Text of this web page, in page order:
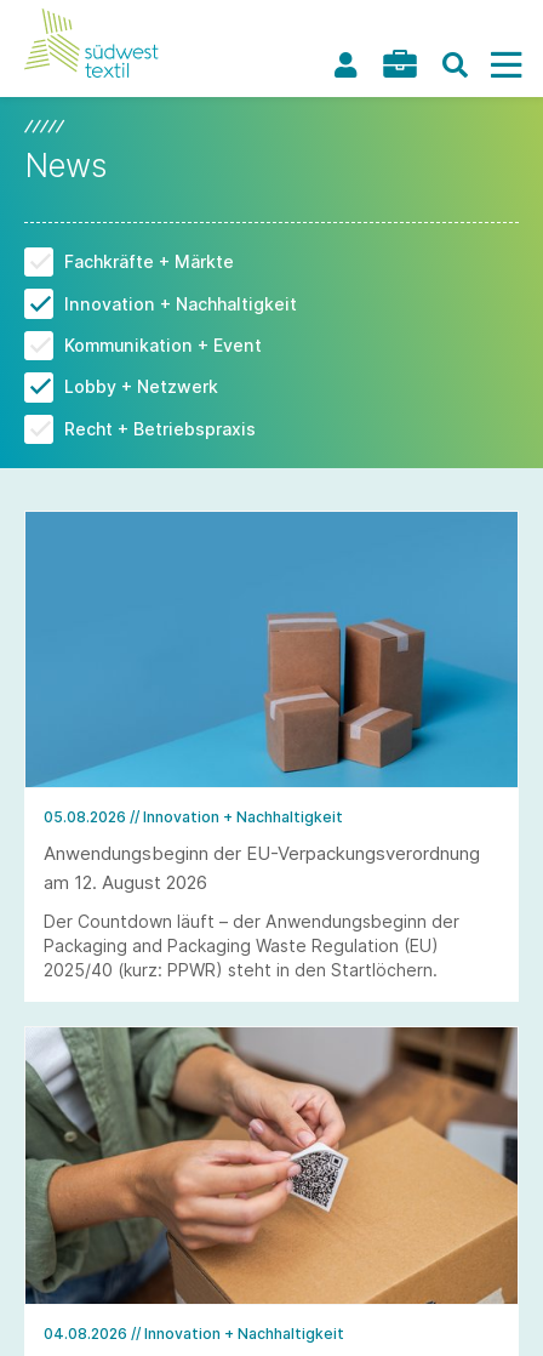
News
Fachkräfte + Märkte
Innovation + Nachhaltigkeit
Kommunikation + Event
Lobby + Netzwerk
Recht + Betriebspraxis
05.08.2026 // Innovation + Nachhaltigkeit
Anwendungsbeginn der EU-Verpackungsverordnung
am 12. August 2026
Der Countdown läuft – der Anwendungsbeginn der
Packaging and Packaging Waste Regulation (EU)
2025/40 (kurz: PPWR) steht in den Startlöchern.
04.08.2026 // Innovation + Nachhaltigkeit